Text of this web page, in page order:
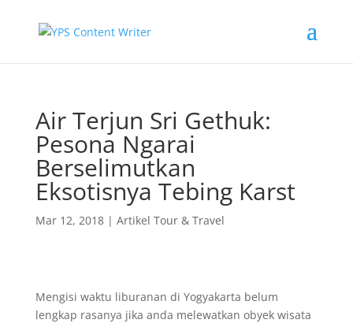
Air Terjun Sri Gethuk:
Pesona Ngarai
Berselimutkan
Eksotisnya Tebing Karst
Mar 12, 2018| Artikel Tour & Travel
Mengisi waktu liburanan di Yogyakarta belum
lengkap rasanya jika anda melewatkan obyek wisata